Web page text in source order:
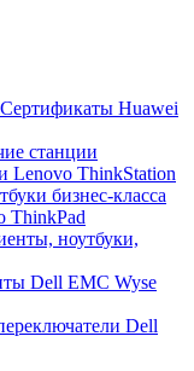
Сертификаты Huawei
станции
Lenovo ThinkStation
бизнес-класса
ThinkPad
ноутбуки,
Dell EMC Wyse
Dell